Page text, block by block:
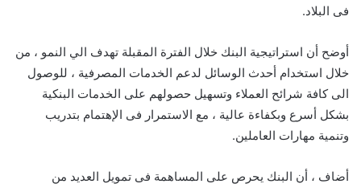
فى البلاد.
أوضح أن استراتيجية البنك خلال الفترة المقبلة تهدف الي النمو ، من
خلال استخدام أحدث الوسائل لدعم الخدمات المصرفية ، للوصول
الى كافة شرائح العملاء وتسهيل حصولهم على الخدمات البنكية
بشكل أسرع وبكفاءة عالية ، مع الاستمرار فى الإهتمام بتدريب
وتنمية مهارات العاملين.
أضاف ، أن البنك يحرص على المساهمة فى تمويل العديد من